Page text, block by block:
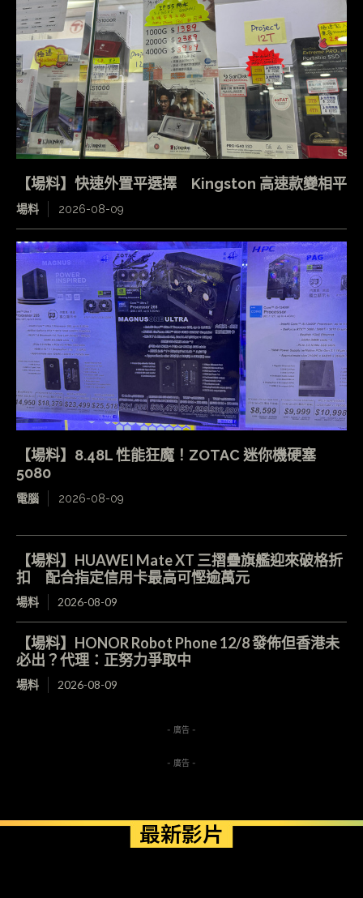
【場料】快速外置平選擇 Kingston 高速款變相平
場料 2026-08-09
【場料】8.48L 性能狂魔！ZOTAC 迷你機硬塞
5080
電腦 2026-08-09
【場料】HUAWEI Mate XT 三摺疊旗艦迎來破格折
扣 配合指定信用卡最高可慳逾萬元
場料 2026-08-09
【場料】HONOR Robot Phone 12/8 發佈但香港未
必出？代理：正努力爭取中
場料 2026-08-09
- 廣告 -
- 廣告 -
最新影片